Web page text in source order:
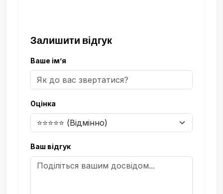
Залишити відгук
Ваше ім’я
Оцінка
Ваш відгук